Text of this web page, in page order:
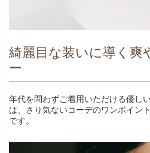
綺麗目な装いに導く爽
ー
年代を問わずご着用いただける優し
は、さり気ないコーデのワンポイン
です。